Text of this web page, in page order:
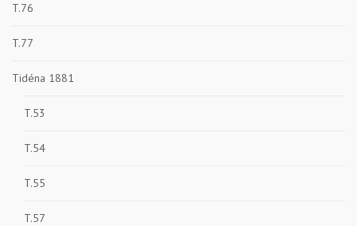
T.76
T.77
Tidéna 1881
T.53
T.54
T.55
T.57